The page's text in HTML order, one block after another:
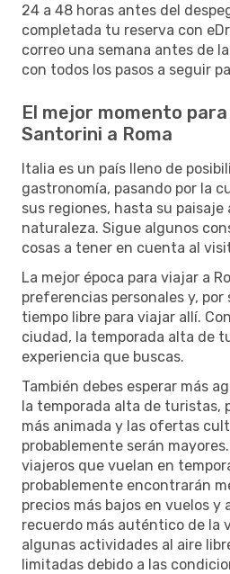
24 a 48 horas antes del
completada tu reserva con
correo una semana antes de
con todos los pasos a seguir
El mejor momento
Santorini a Roma
Italia es un país lleno de
gastronomía, pasando por la
sus regiones, hasta su
naturaleza. Sigue algunos
cosas a tener en cuenta al
La mejor época para viajar a
preferencias personales y,
tiempo libre para viajar allí.
ciudad, la temporada alta de
experiencia que buscas.
También debes esperar más
la temporada alta de turistas,
más animada y las ofertas
probablemente serán
viajeros que vuelan en
probablemente encontrarán
precios más bajos en vuelos y
recuerdo más auténtico de la
algunas actividades al aire
limitadas debido a las